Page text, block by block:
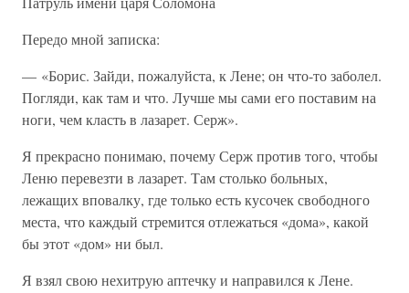
Передо мной записка:
— «Борис. Зайди, пожалуйста, к Лене; он что-то заболел.
Погляди, как там и что. Лучше мы сами его поставим на
ноги, чем класть в лазарет. Серж».
Я прекрасно понимаю, почему Серж против того, чтобы
Леню перевезти в лазарет. Там столько больных,
лежащих вповалку, где только есть кусочек свободного
места, что каждый стремится отлежаться «дома», какой
бы этот «дом» ни был.
Я взял свою нехитрую аптечку и направился к Лене.